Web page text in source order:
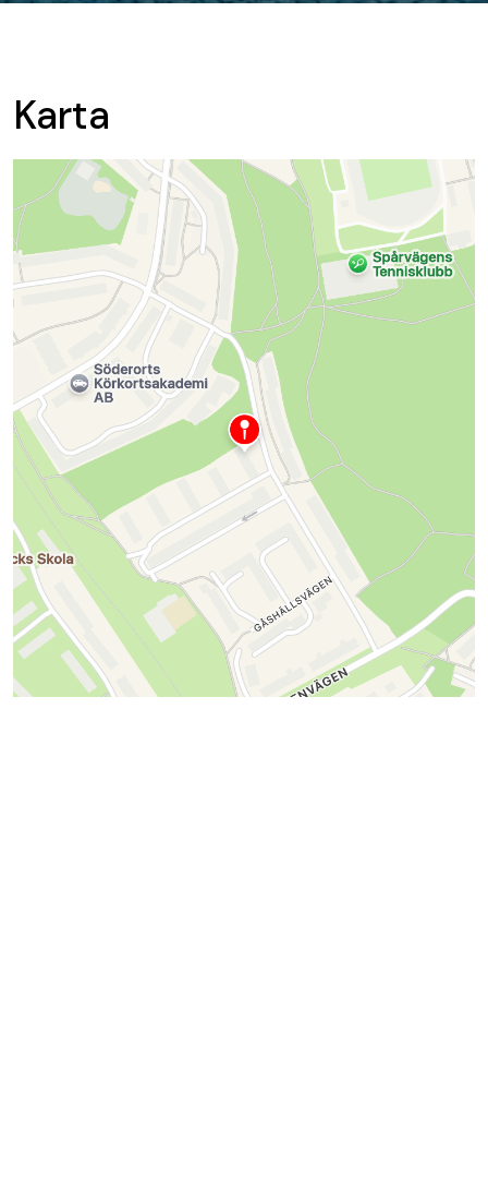
Karta